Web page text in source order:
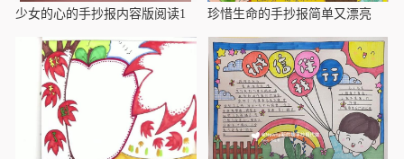
少女的心的手抄报内容版阅读1 珍惜生命的手抄报简单又漂亮